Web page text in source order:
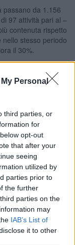
Personal
third parties, or
for
opt-out
that after your
seeing
utilized by
parties prior to
the further
parties on the
may
IAB’s List of
it to other
passano da 1.156
97 attività pari al –
contenuta rispetto
stesso periodo
il 30%.
ristorazione.
ed estetisti
considerate
a 1.474
locale, pur
una sostanziale
da difficoltà per il
una buona
un equilibrio
economico
turistiche annue,